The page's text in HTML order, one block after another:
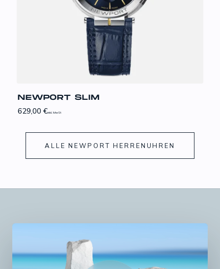
NEWPORT SLIM
629,00€inkl. MwSt
ALLE NEWPORT HERRENUHREN